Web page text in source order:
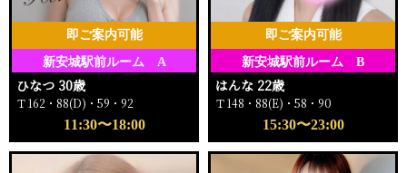
新安城駅前ルーム A
即ご案内可能
ひなつ 30歳
Ｔ162・88(D)・59・92
11:30〜18:00
新安城駅前ルーム B
即ご案内可能
はんな 22歳
Ｔ148・88(E)・58・90
15:30〜23:00